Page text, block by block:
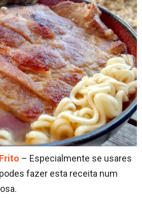
– Especialmente se usares
fazer esta receita num